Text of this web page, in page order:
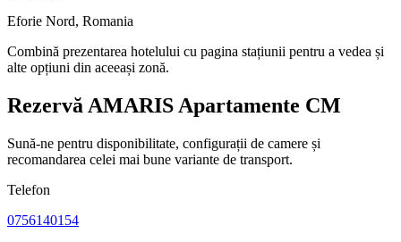
Eforie Nord, Romania
Combină prezentarea hotelului cu pagina stațiunii pentru a vedea și
alte opțiuni din aceeași zonă.
Rezervă AMARIS Apartamente CM
Sună-ne pentru disponibilitate, configurații de camere și
recomandarea celei mai bune variante de transport.
Telefon
0756140154